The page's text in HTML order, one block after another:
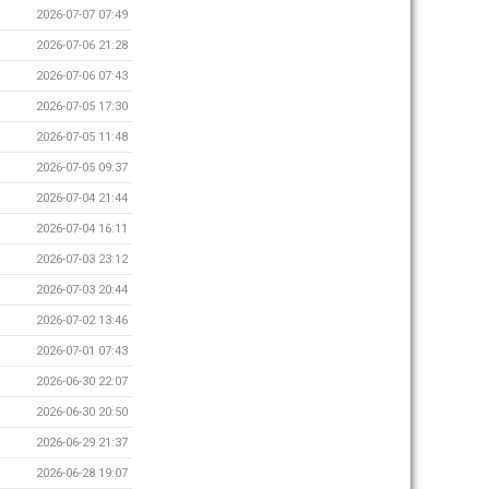
2026-07-07 07:49
2026-07-06 21:28
2026-07-06 07:43
2026-07-05 17:30
2026-07-05 11:48
2026-07-05 09:37
2026-07-04 21:44
2026-07-04 16:11
2026-07-03 23:12
2026-07-03 20:44
2026-07-02 13:46
2026-07-01 07:43
2026-06-30 22:07
2026-06-30 20:50
2026-06-29 21:37
2026-06-28 19:07